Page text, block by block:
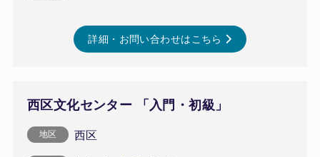
詳細・お問い合わせはこちら
西区文化センター 「入門・初級」
地区 西区